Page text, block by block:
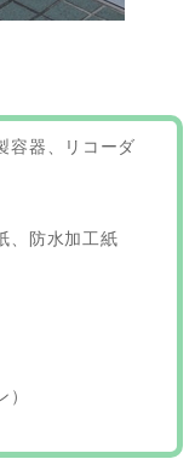
容器、リコーダ
、防水加工紙